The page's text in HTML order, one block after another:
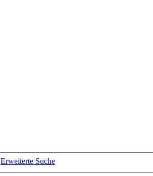
Erweiterte Suche